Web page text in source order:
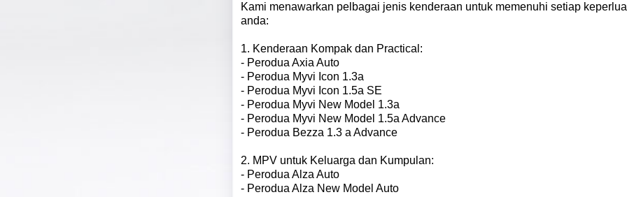
Kami menawarkan pelbagai jenis kenderaan untuk memenuhi setiap
anda:
1. Kenderaan Kompak dan Practical:
- Perodua Axia Auto
- Perodua Myvi Icon 1.3a
- Perodua Myvi Icon 1.5a SE
- Perodua Myvi New Model 1.3a
- Perodua Myvi New Model 1.5a Advance
- Perodua Bezza 1.3 a Advance
2. MPV untuk Keluarga dan Kumpulan:
- Perodua Alza Auto
- Perodua Alza New Model Auto